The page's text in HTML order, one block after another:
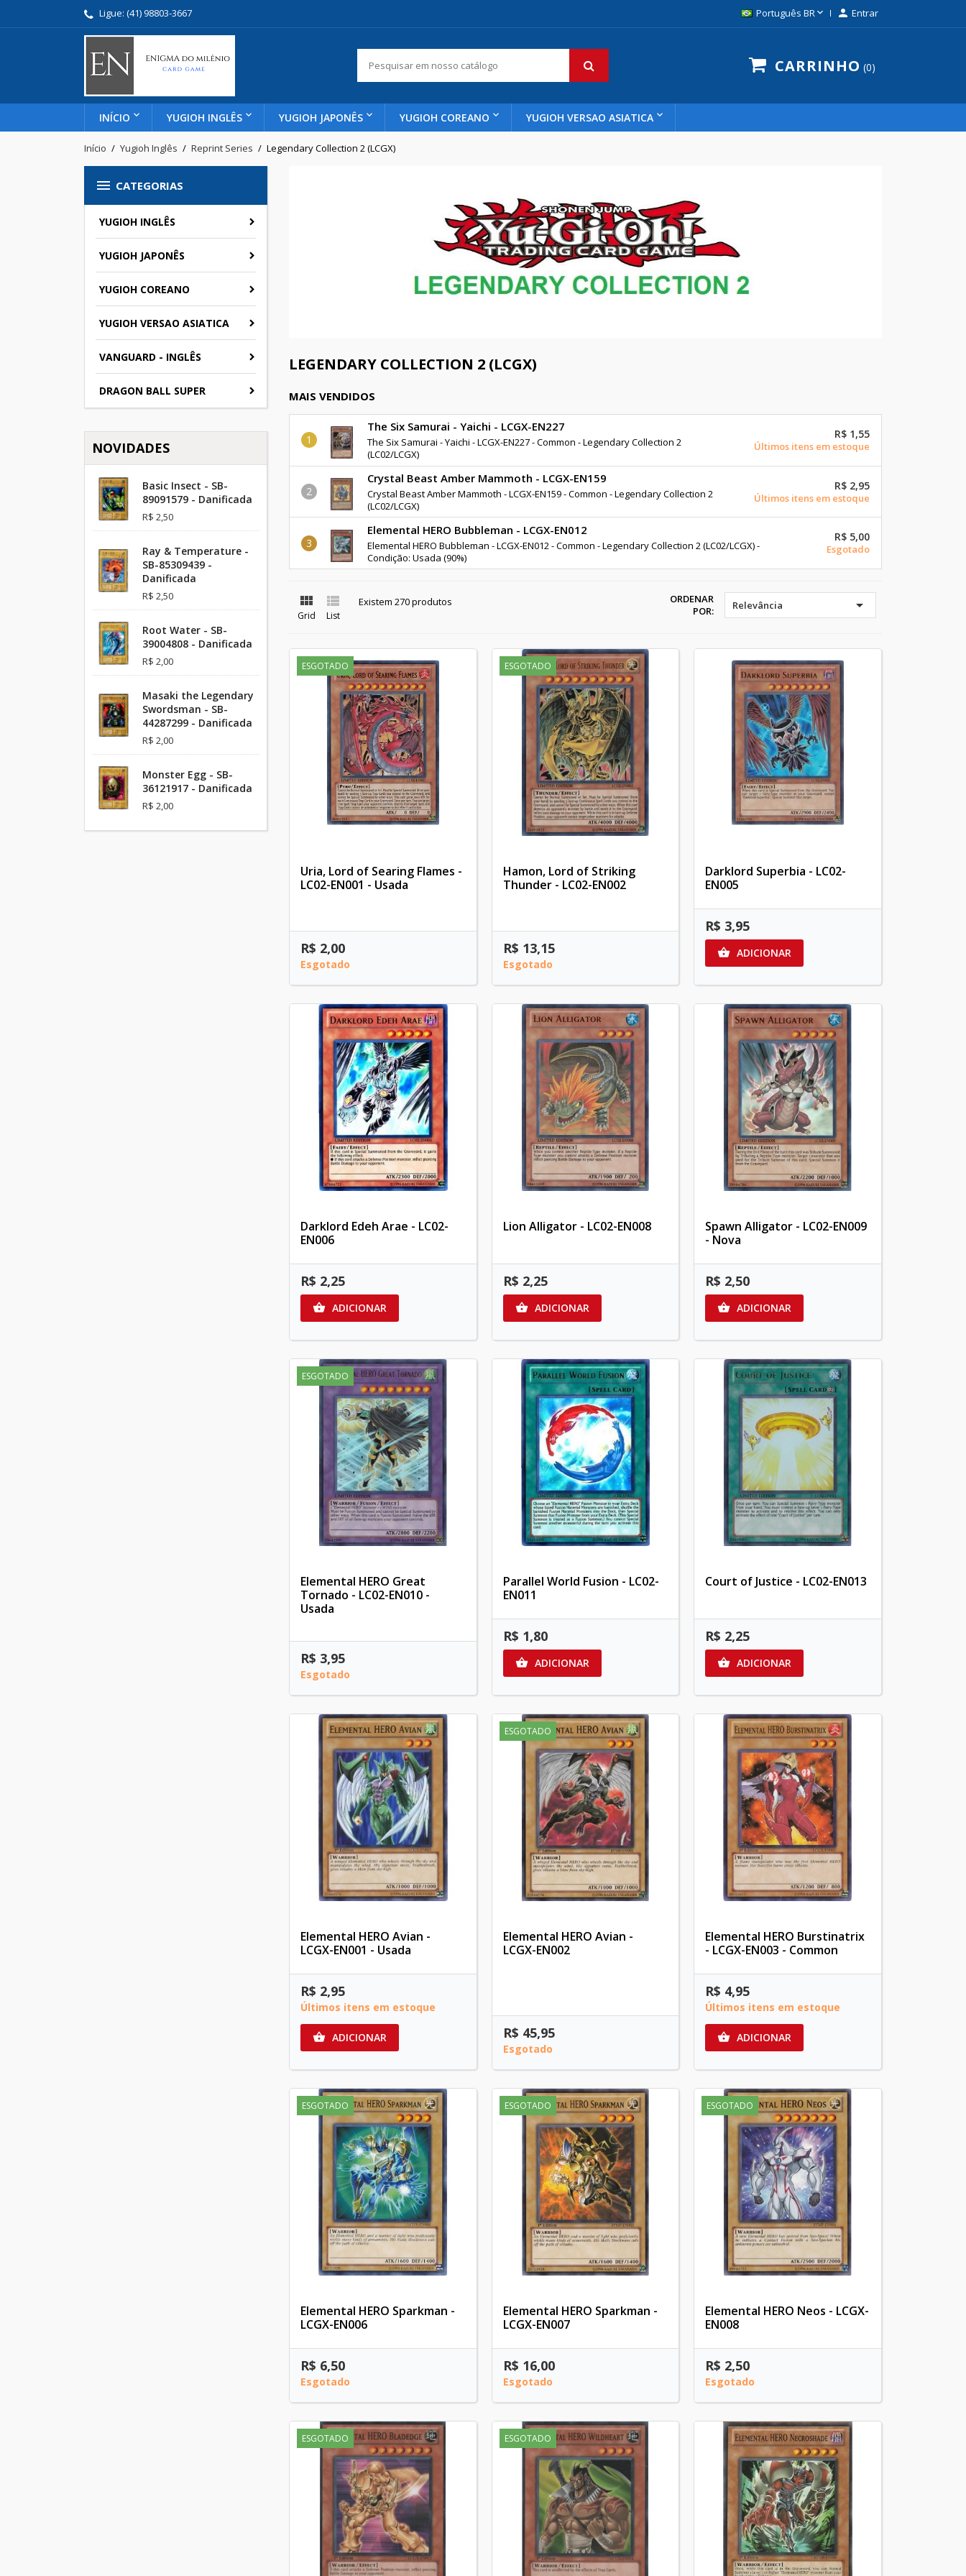
Ligue: (41) 98803-3667 Português BR  Entrar
CARRINHO 0
INÍCIO YUGIOH INGLÊS YUGIOH JAPONÊS YUGIOH COREANO YUGIOH VERSAO ASIATICA
Início Yugioh Inglês Reprint Series Legendary Collection 2 (LCGX)
 CATEGORIAS
YUGIOH INGLÊS
YUGIOH JAPONÊS
YUGIOH COREANO
YUGIOH VERSAO ASIATICA
VANGUARD - INGLÊS
DRAGON BALL SUPER
NOVIDADES
Basic Insect - SB-
89091579 - Danificada
R$ 2,50
Ray & Temperature -
SB-85309439 -
Danificada
R$ 2,50
Root Water - SB-
39004808 - Danificada
R$ 2,00
Masaki the Legendary
Swordsman - SB-
44287299 - Danificada
R$ 2,00
Monster Egg - SB-
36121917 - Danificada
R$ 2,00
LEGENDARY COLLECTION 2 (LCGX)
MAIS VENDIDOS
The Six Samurai - Yaichi - LCGX-EN227
The Six Samurai - Yaichi - LCGX-EN227 - Common - Legendary Collection 2
(LC02/LCGX)
R$ 1,55
Últimos itens em estoque
Crystal Beast Amber Mammoth - LCGX-EN159
Crystal Beast Amber Mammoth - LCGX-EN159 - Common - Legendary Collection 2
(LC02/LCGX)
R$ 2,95
Últimos itens em estoque
Elemental HERO Bubbleman - LCGX-EN012
Elemental HERO Bubbleman - LCGX-EN012 - Common - Legendary Collection 2 (LC02/LCGX) -
Condição: Usada (90%)
R$ 5,00
Esgotado

Grid

List
Existem 270 produtos
ORDENAR
POR:
Relevância 
ESGOTADO
Uria, Lord of Searing Flames -
LC02-EN001 - Usada
R$ 2,00
Esgotado
ESGOTADO
Hamon, Lord of Striking
Thunder - LC02-EN002
R$ 13,15
Esgotado
Darklord Superbia - LC02-
EN005
R$ 3,95
 ADICIONAR
Darklord Edeh Arae - LC02-
EN006
R$ 2,25
 ADICIONAR
Lion Alligator - LC02-EN008
R$ 2,25
 ADICIONAR
Spawn Alligator - LC02-EN009
- Nova
R$ 2,50
 ADICIONAR
ESGOTADO
Elemental HERO Great
Tornado - LC02-EN010 -
Usada
R$ 3,95
Esgotado
Parallel World Fusion - LC02-
EN011
R$ 1,80
 ADICIONAR
Court of Justice - LC02-EN013
R$ 2,25
 ADICIONAR
Elemental HERO Avian -
LCGX-EN001 - Usada
R$ 2,95
Últimos itens em estoque
 ADICIONAR
ESGOTADO
Elemental HERO Avian -
LCGX-EN002
R$ 45,95
Esgotado
Elemental HERO Burstinatrix
- LCGX-EN003 - Common
R$ 4,95
Últimos itens em estoque
 ADICIONAR
ESGOTADO
Elemental HERO Sparkman -
LCGX-EN006
R$ 6,50
Esgotado
ESGOTADO
Elemental HERO Sparkman -
LCGX-EN007
R$ 16,00
Esgotado
ESGOTADO
Elemental HERO Neos - LCGX-
EN008
R$ 2,50
Esgotado
ESGOTADO ESGOTADO